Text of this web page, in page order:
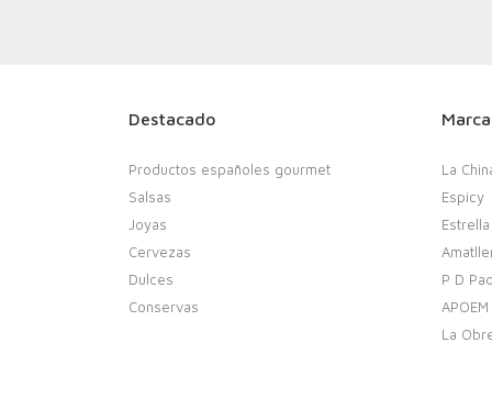
Destacado
Productos españoles gourmet
Salsas
Joyas
Cervezas
Dulces
Conservas
La
Espicy
P D
APOEM
La